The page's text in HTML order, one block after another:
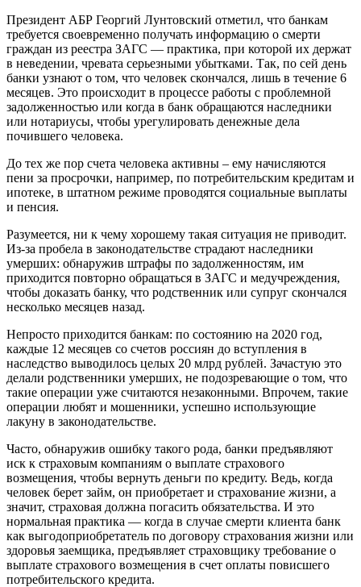
Президент АБР Георгий Лунтовский отметил, что банкам
требуется своевременно получать информацию о смерти
граждан из реестра ЗАГС — практика, при которой их держат
в неведении, чревата серьезными убытками. Так, по сей день
банки узнают о том, что человек скончался, лишь в течение 6
месяцев. Это происходит в процессе работы с проблемной
задолженностью или когда в банк обращаются наследники
или нотариусы, чтобы урегулировать денежные дела
почившего человека.
До тех же пор счета человека активны – ему начисляются
пени за просрочки, например, по потребительским кредитам и
ипотеке, в штатном режиме проводятся социальные выплаты
и пенсия.
Разумеется, ни к чему хорошему такая ситуация не приводит.
Из-за пробела в законодательстве страдают наследники
умерших: обнаружив штрафы по задолженностям, им
приходится повторно обращаться в ЗАГС и медучреждения,
чтобы доказать банку, что родственник или супруг скончался
несколько месяцев назад.
Непросто приходится банкам: по состоянию на 2020 год,
каждые 12 месяцев со счетов россиян до вступления в
наследство выводилось целых 20 млрд рублей. Зачастую это
делали родственники умерших, не подозревающие о том, что
такие операции уже считаются незаконными. Впрочем, такие
операции любят и мошенники, успешно использующие
лакуну в законодательстве.
Часто, обнаружив ошибку такого рода, банки предъявляют
иск к страховым компаниям о выплате страхового
возмещения, чтобы вернуть деньги по кредиту. Ведь, когда
человек берет займ, он приобретает и страхование жизни, а
значит, страховая должна погасить обязательства. И это
нормальная практика — когда в случае смерти клиента банк
как выгодоприобретатель по договору страхования жизни или
здоровья заемщика, предъявляет страховщику требование о
выплате страхового возмещения в счет оплаты повисшего
потребительского кредита.